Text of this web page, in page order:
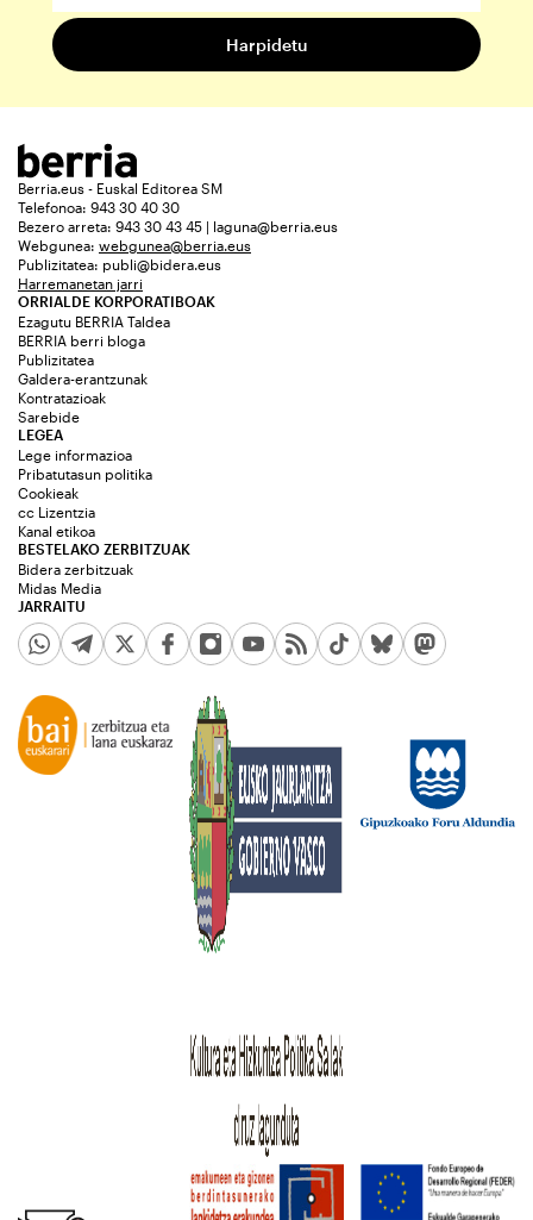
Berria.eus - Euskal Editorea SM
Telefonoa: 943 30 40 30
Bezero arreta: 943 30 43 45 | laguna@berria.eus
Webgunea: webgunea@berria.eus
Publizitatea: publi@bidera.eus
Harremanetan jarri
ORRIALDE KORPORATIBOAK
Ezagutu BERRIA Taldea
BERRIA berri bloga
Publizitatea
Galdera-erantzunak
Kontratazioak
Sarebide
JARRAITU
LEGEA
Lege informazioa
Pribatutasun politika
Cookieak
cc Lizentzia
Kanal etikoa
BESTELAKO ZERBITZUAK
Bidera zerbitzuak
Midas Media